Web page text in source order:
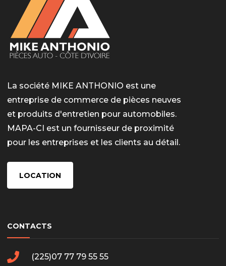
La société MIKE ANTHONIO est une
entreprise de commerce de pièces neuves
et produits d'entretien pour automobiles.
MAPA-CI est un fournisseur de proximité
pour les entreprises et les clients au détail.
LOCATION
CONTACTS
(225)07 77 79 55 55